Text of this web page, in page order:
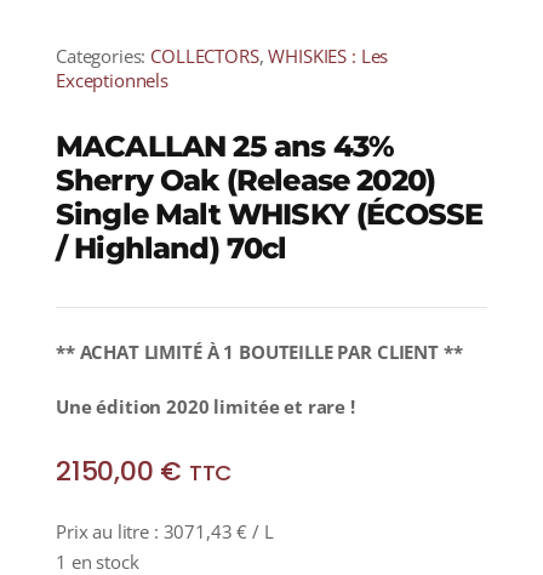
Categories: COLLECTORS,WHISKIES : Les
Exceptionnels
MACALLAN 25 ans 43%
Sherry Oak (Release 2020)
Single Malt WHISKY (ÉCOSSE
/ Highland) 70cl
** ACHAT LIMITÉ À 1 BOUTEILLE PAR CLIENT **
Une édition 2020 limitée et rare !
2150,00 € TTC
Prix au litre : 3071,43€ / L
1 en stock